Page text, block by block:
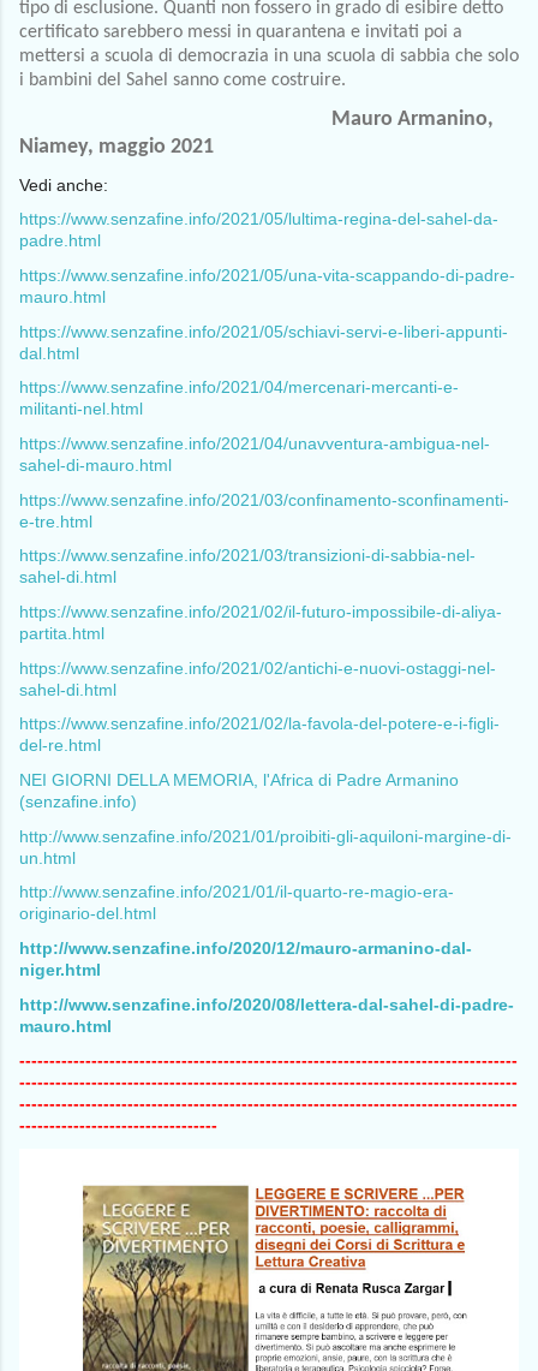
tipo di esclusione. Quanti non fossero in grado di esibire detto
certificato sarebbero messi in quarantena e invitati poi a
mettersi a scuola di democrazia in una scuola di sabbia che solo
i bambini del Sahel sanno come costruire.
Mauro Armanino,
Niamey, maggio 2021
Vedi anche:
https://www.senzafine.info/2021/05/lultima-regina-del-sahel-da-
padre.html
https://www.senzafine.info/2021/05/una-vita-scappando-di-padre-
mauro.html
https://www.senzafine.info/2021/05/schiavi-servi-e-liberi-appunti-
dal.html
https://www.senzafine.info/2021/04/mercenari-mercanti-e-
militanti-nel.html
https://www.senzafine.info/2021/04/unavventura-ambigua-nel-
sahel-di-mauro.html
https://www.senzafine.info/2021/03/confinamento-sconfinamenti-
e-tre.html
https://www.senzafine.info/2021/03/transizioni-di-sabbia-nel-
sahel-di.html
https://www.senzafine.info/2021/02/il-futuro-impossibile-di-aliya-
partita.html
https://www.senzafine.info/2021/02/antichi-e-nuovi-ostaggi-nel-
sahel-di.html
https://www.senzafine.info/2021/02/la-favola-del-potere-e-i-figli-
del-re.html
NEI GIORNI DELLA MEMORIA, l'Africa di Padre Armanino
(senzafine.info)
http://www.senzafine.info/2021/01/proibiti-gli-aquiloni-margine-di-
un.html
http://www.senzafine.info/2021/01/il-quarto-re-magio-era-
originario-del.html
http://www.senzafine.info/2020/12/mauro-armanino-dal-
niger.html
http://www.senzafine.info/2020/08/lettera-dal-sahel-di-padre-
mauro.html
-----------------------------------------------------------------------------------
-----------------------------------------------------------------------------------
-----------------------------------------------------------------------------------
---------------------------------